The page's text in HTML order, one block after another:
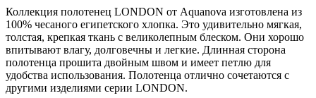
Коллекция полотенец LONDON от Aquanova изготовлена ​​из
100% чесаного египетского хлопка. Это удивительно мягкая,
толстая, крепкая ткань с великолепным блеском. Они хорошо
впитывают влагу, долговечны и легкие. Длинная сторона
полотенца прошита двойным швом и имеет петлю для
удобства использования. Полотенца отлично сочетаются с
другими изделиями серии LONDON.